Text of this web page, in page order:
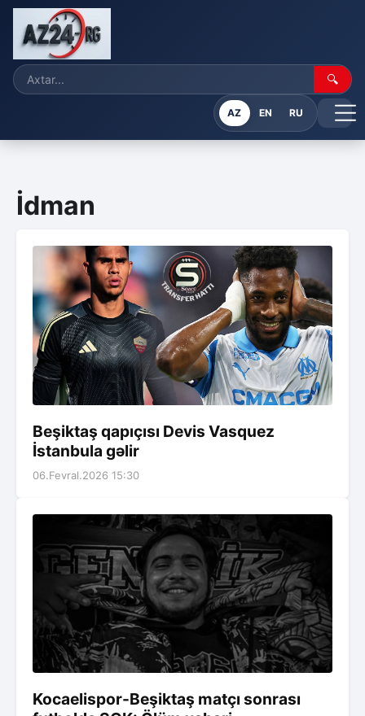
🔍
AZ EN RU
İdman
Beşiktaş qapıçısı Devis Vasquez
İstanbula gəlir
06.Fevral.2026 15:30
Kocaelispor-Beşiktaş matçı sonrası